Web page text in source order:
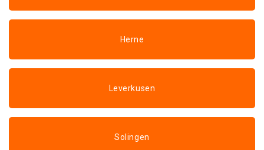
Herne
Leverkusen
Solingen